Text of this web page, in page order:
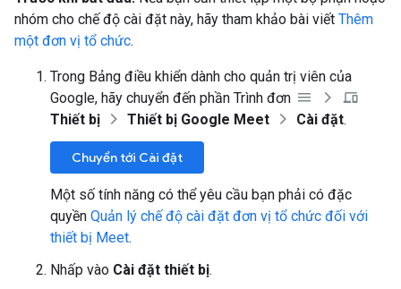
nhóm cho chế độ cài đặt này, hãy tham khảo bài viết Thêm
một đơn vị tổ chức.
Trong Bảng điều khiển dành cho quản trị viên của
Google, hãy chuyển đến phần Trình đơn
Thiết bị
Thiết bị Google Meet Cài đặt.
Chuyển tới Cài đặt
Một số tính năng có thể yêu cầu bạn phải có đặc
quyền Quản lý chế độ cài đặt đơn vị tổ chức đối với
thiết bị Meet.
Nhấp vào Cài đặt thiết bị.